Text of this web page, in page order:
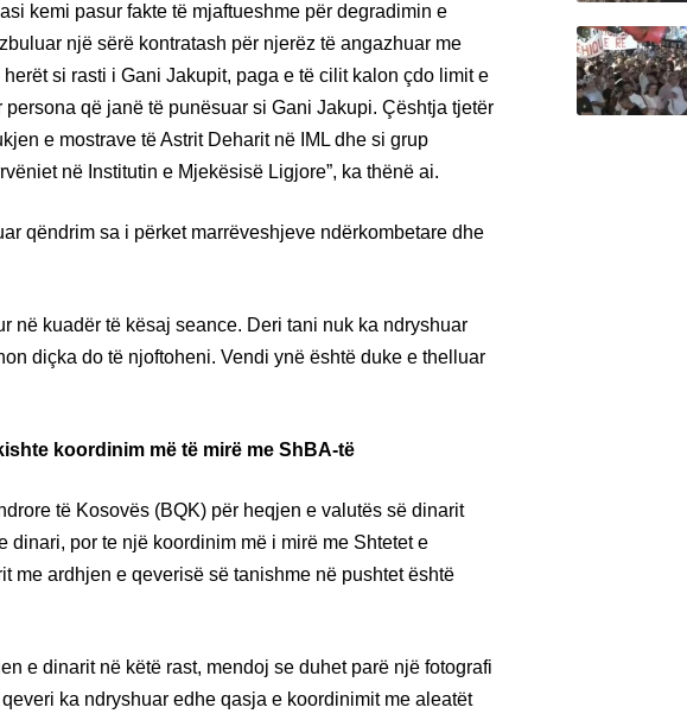
kemi pasur fakte të mjaftueshme për degradimin e
një sërë kontratash për njerëz të angazhuar me
si rasti i Gani Jakupit, paga e të cilit kalon çdo limit e
që janë të punësuar si Gani Jakupi. Çështja tjetër
e mostrave të Astrit Deharit në IML dhe si grup
në Institutin e Mjekësisë Ligjore”, ka thënë ai.
qëndrim sa i përket marrëveshjeve ndërkombetare dhe
në kuadër të kësaj seance. Deri tani nuk ka ndryshuar
diçka do të njoftoheni. Vendi ynë është duke e thelluar
koordinim më të mirë me ShBA-të
të Kosovës (BQK) për heqjen e valutës së dinarit
dinari, por te një koordinim më i mirë me Shtetet e
me ardhjen e qeverisë së tanishme në pushtet është
e dinarit në këtë rast, mendoj se duhet parë një fotografi
ka ndryshuar edhe qasja e koordinimit me aleatët